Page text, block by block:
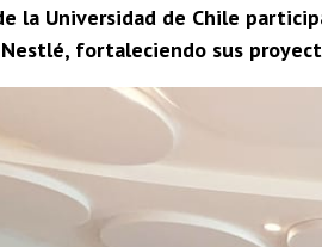
la Universidad de Chile
fortaleciendo sus